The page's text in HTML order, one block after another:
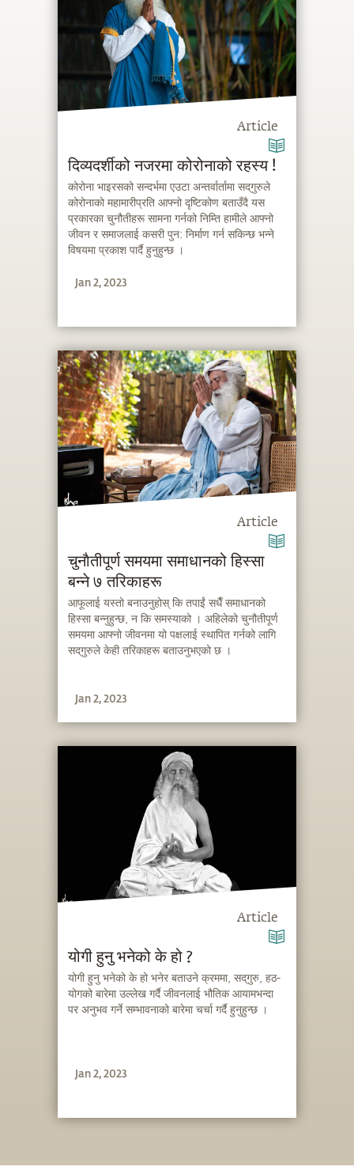
Article
दिव्यदर्शीको नजरमा कोरोनाको रहस्य !
कोरोना भाइरसको सन्दर्भमा एउटा अन्तर्वार्तामा सद्‌गुरुले
कोरोनाको महामारीप्रति आफ्नो दृष्टिकोण बताउँदै यस
प्रकारका चुनौतीहरू सामना गर्नको निम्ति हामीले आफ्नो
जीवन र समाजलाई कसरी पुन: निर्माण गर्न सकिन्छ भन्ने
विषयमा प्रकाश पार्दै हुनुहुन्छ ।
Jan 2, 2023
Article
चुनाैतीपूर्ण समयमा समाधानको हिस्सा
बन्ने ७ तरिकाहरू
आफूलाई यस्तो बनाउनुहोस् कि तपाईं सधैँ समाधानको
हिस्सा बन्नुहुन्छ, न कि समस्याको । अहिलेको चुनौतीपूर्ण
समयमा आफ्नो जीवनमा यो पक्षलाई स्थापित गर्नको लागि
सद्‌गुरुले केही तरिकाहरू बताउनुभएको छ ।
Jan 2, 2023
Article
योगी हुनु भनेको के हो ?
योगी हुनु भनेको के हो भनेर बताउने क्रममा, सद्‌गुरु, हठ-
योगको बारेमा उल्लेख गर्दै जीवनलाई भौतिक आयामभन्दा
पर अनुभव गर्ने सम्भावनाको बारेमा चर्चा गर्दै हुनुहुन्छ ।
Jan 2, 2023